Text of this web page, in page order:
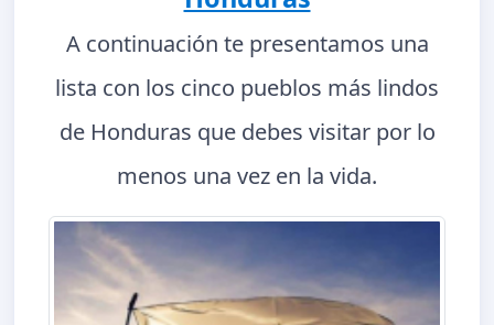
A continuación te presentamos una
lista con los cinco pueblos más lindos
de Honduras que debes visitar por lo
menos una vez en la vida.